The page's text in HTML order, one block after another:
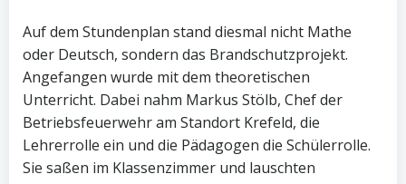
Auf dem Stundenplan stand diesmal nicht Mathe
oder Deutsch, sondern das Brandschutzprojekt.
Angefangen wurde mit dem theoretischen
Unterricht. Dabei nahm Markus Stölb, Chef der
Betriebsfeuerwehr am Standort Krefeld, die
Lehrerrolle ein und die Pädagogen die Schülerrolle.
Sie saßen im Klassenzimmer und lauschten